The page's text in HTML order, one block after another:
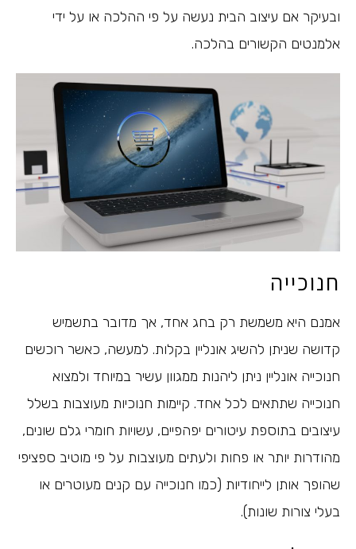
ובעיקר אם עיצוב הבית נעשה על פי ההלכה או על ידי
אלמנטים הקשורים בהלכה.
חנוכייה
אמנם היא משמשת רק בחג אחד, אך מדובר בתשמיש
קדושה שניתן להשיג אונליין בקלות. למעשה, כאשר רוכשים
חנוכייה אונליין ניתן ליהנות ממגוון עשיר במיוחד ולמצוא
חנוכייה שתתאים לכל אחד. קיימות חנוכיות מעוצבות בשלל
עיצובים בתוספת עיטורים יפהפיים, עשויות חומרי גלם שונים,
מהודרות יותר או פחות ולעתים מעוצבות על פי מוטיב ספציפי
שהופך אותן לייחודיות (כמו חנוכייה עם קנים מעוטרים או
בעלי צורות שונות).